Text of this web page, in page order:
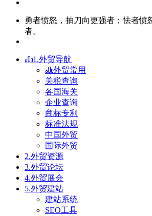
勇者愤怒，抽刀向更强者；怯者愤
者。
1.外贸导航
外贸常用
关税查询
各国海关
企业查询
商标专利
标准法规
中国外贸
国际外贸
2.外贸资源
3.外贸论坛
4.外贸展会
5.外贸建站
建站系统
SEO工具